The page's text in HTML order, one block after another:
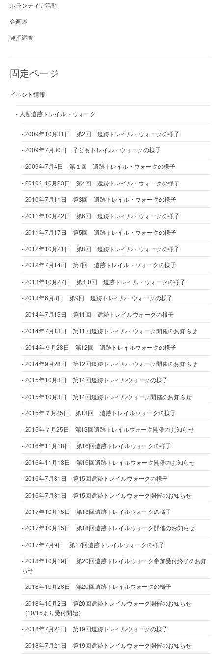
ボランティア活動
企画展
発掘調査
固定ページ
イベント情報
人類遺跡トレイル・ウォーク
2009年10月31日 第2回 遺跡トレイル・ウォークの様子
2009年7月30日 子どもトレイル・ウォークの様子
2009年7月4日 第１回 遺跡トレイル・ウォークの様子
2010年10月23日 第4回 遺跡トレイル・ウォークの様子
2010年7月11日 第3回 遺跡トレイル・ウォークの様子
2011年10月22日 第6回 遺跡トレイル・ウォークの様子
2011年7月17日 第5回 遺跡トレイル・ウォークの様子
2012年10月21日 第8回 遺跡トレイル・ウォークの様子
2012年7月14日 第7回 遺跡トレイル・ウォークの様子
2013年10月27日 第１0回 遺跡トレイル・ウォークの様子
2013年6月8日 第9回 遺跡トレイル・ウォークの様子
2014年7月13日 第11回 遺跡トレイルウォークの様子
2014年7月13日 第11回遺跡トレイル・ウォーク開催のお知らせ
2014年９月28日 第12回 遺跡トレイルウォークの様子
2014年9月28日 第12回遺跡トレイル・ウォーク開催のお知らせ
2015年10月3日 第14回遺跡トレイルウォークの様子
2015年10月3日 第14回遺跡トレイルウォーク開催のお知らせ
2015年７月25日 第13回 遺跡トレイルウォークの様子
2015年７月25日 第13回遺跡トレイルウォーク開催のお知らせ
2016年11月18日 第16回遺跡トレイルウォークの様子
2016年11月18日 第16回遺跡トレイルウォーク開催のお知らせ
2016年7月31日 第15回遺跡トレイルウォークの様子
2016年7月31日 第15回遺跡トレイルウォーク開催のお知らせ
2017年10月15日 第18回遺跡トレイルウォークの様子
2017年10月15日 第18回遺跡トレイルウォーク開催のお知らせ
2017年7月9日 第17回遺跡トレイルウォークの様子
2018年10月19日 第20回遺跡トレイルウォーク参加受付終了のお知
らせ
2018年10月28日 第20回遺跡トレイルウォークの様子
2018年10月2日 第20回遺跡トレイルウォーク開催のお知らせ
（10/15より受付開始）
2018年7月21日 第19回遺跡トレイルウォークの様子
2018年7月21日 第19回遺跡トレイルウォーク開催のお知らせ